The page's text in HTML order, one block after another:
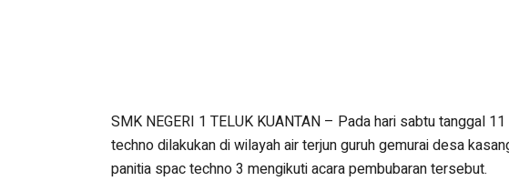
SMK NEGERI 1 TELUK KUANTAN – Pada hari sabtu tanggal
techno dilakukan di wilayah air terjun guruh gemurai desa
panitia spac techno 3 mengikuti acara pembubaran tersebut.